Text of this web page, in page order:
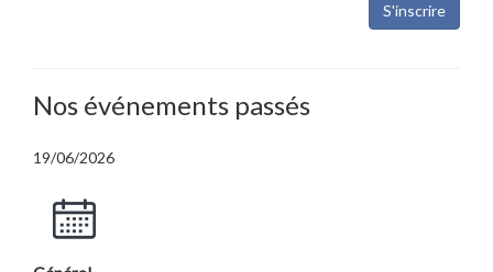
S'inscrire
Nos événements passés
19/06/2026